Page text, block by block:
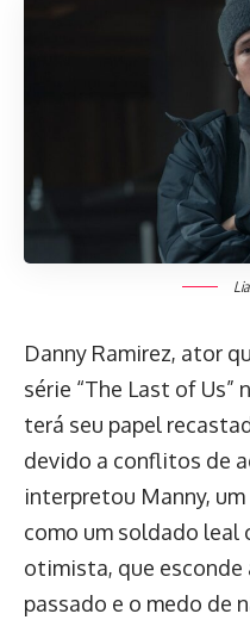
Danny Ramirez, ator
série “The Last of Us”
terá seu papel
devido a conflitos de
interpretou Manny,
como um soldado leal
otimista, que esconde
passado e o medo de